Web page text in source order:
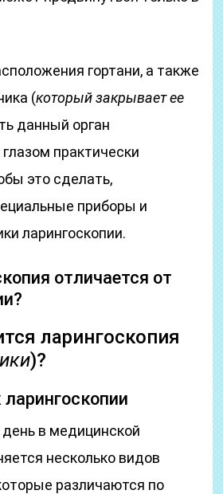
гортани, а также
(который закрывает ее
данный орган
практически
это сделать,
приборы и
ларингоскопии.
отличается от
ларингоскопия
)?
в медицинской
несколько видов
различаются по